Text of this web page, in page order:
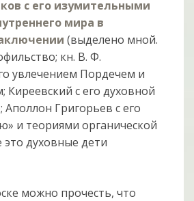
с его изумительными
мира в
(выделено мной.
кн. В. Ф.
увлечением Пордечем и
с его духовной
Аполлон Григорьев с его
и теориями органической
духовные дети
можно прочесть, что